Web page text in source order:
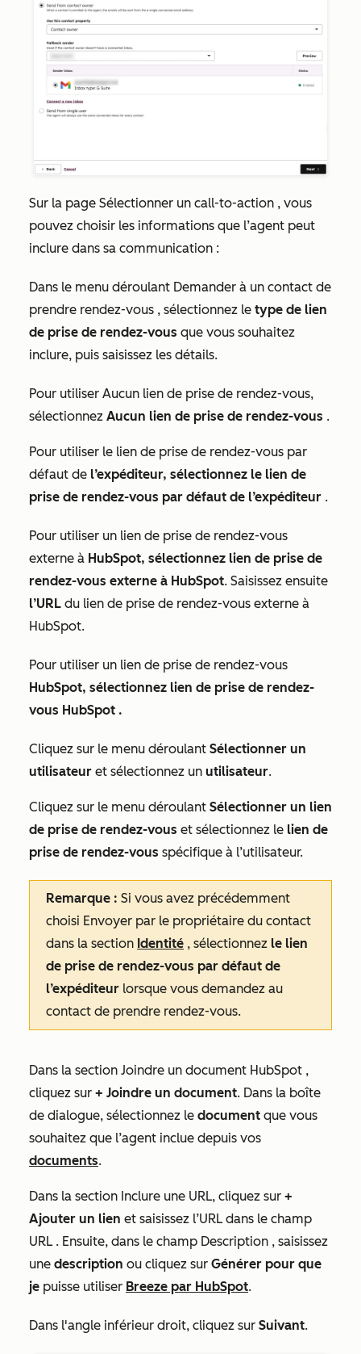
Sur la page Sélectionner un call-to-action , vous
pouvez choisir les informations que l’agent peut
inclure dans sa communication :
Dans le menu déroulant Demander à un contact de
prendre rendez-vous , sélectionnez le type de lien
de prise de rendez-vous que vous souhaitez
inclure, puis saisissez les détails.
Pour utiliser Aucun lien de prise de rendez-vous,
sélectionnez Aucun lien de prise de rendez-vous .
Pour utiliser le lien de prise de rendez-vous par
défaut de l’expéditeur, sélectionnez le lien de
prise de rendez-vous par défaut de l’expéditeur .
Pour utiliser un lien de prise de rendez-vous
externe à HubSpot, sélectionnez lien de prise de
rendez-vous externe à HubSpot. Saisissez ensuite
l’URL du lien de prise de rendez-vous externe à
HubSpot.
Pour utiliser un lien de prise de rendez-vous
HubSpot, sélectionnez lien de prise de rendez-
vous HubSpot .
Cliquez sur le menu déroulant Sélectionner un
utilisateur et sélectionnez un utilisateur.
Cliquez sur le menu déroulant Sélectionner un lien
de prise de rendez-vous et sélectionnez le lien de
prise de rendez-vous spécifique à l’utilisateur.
Remarque : Si vous avez précédemment
choisi Envoyer par le propriétaire du contact
dans la section Identité , sélectionnez le lien
de prise de rendez-vous par défaut de
l’expéditeur lorsque vous demandez au
contact de prendre rendez-vous.
Dans la section Joindre un document HubSpot ,
cliquez sur + Joindre un document. Dans la boîte
de dialogue, sélectionnez le document que vous
souhaitez que l’agent inclue depuis vos
documents.
Dans la section Inclure une URL, cliquez sur +
Ajouter un lien et saisissez l’URL dans le champ
URL . Ensuite, dans le champ Description , saisissez
une description ou cliquez sur Générer pour que
je puisse utiliser Breeze par HubSpot.
Dans l'angle inférieur droit, cliquez sur Suivant.